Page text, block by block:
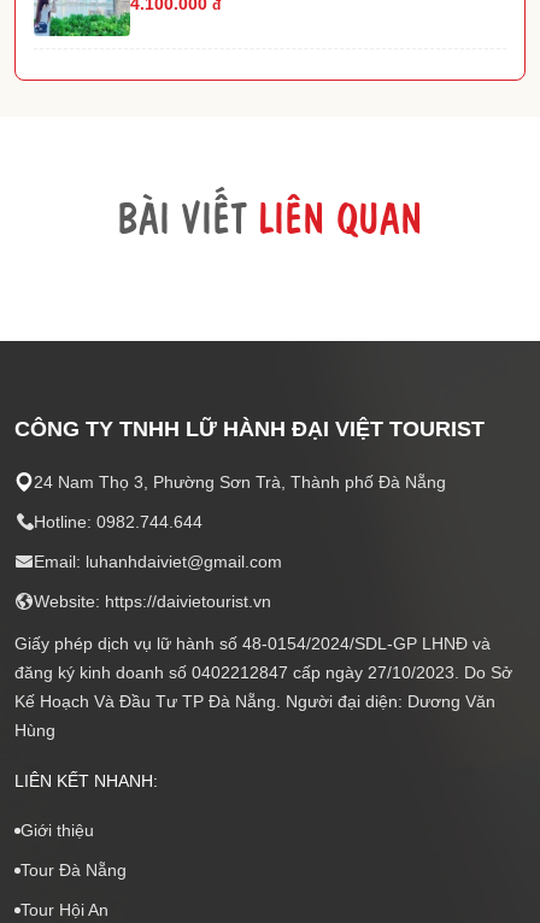
đ
BÀI VIẾT LIÊN QUAN
CÔNG TY TNHH LỮ HÀNH ĐẠI VIỆT TOURIST
24 Nam Thọ 3, Phường Sơn Trà, Thành phố Đà Nẵng
Hotline: 0982.744.644
Email: luhanhdaiviet@gmail.com
Website: https://daivietourist.vn
Giấy phép dịch vụ lữ hành số 48-0154/2024/SDL-GP LHNĐ và
đăng ký kinh doanh số 0402212847 cấp ngày 27/10/2023. Do Sở
Kế Hoạch Và Đầu Tư TP Đà Nẵng. Người đại diện: Dương Văn
Hùng
LIÊN KẾT NHANH:
Giới thiệu
Tour Đà Nẵng
Tour Hội An